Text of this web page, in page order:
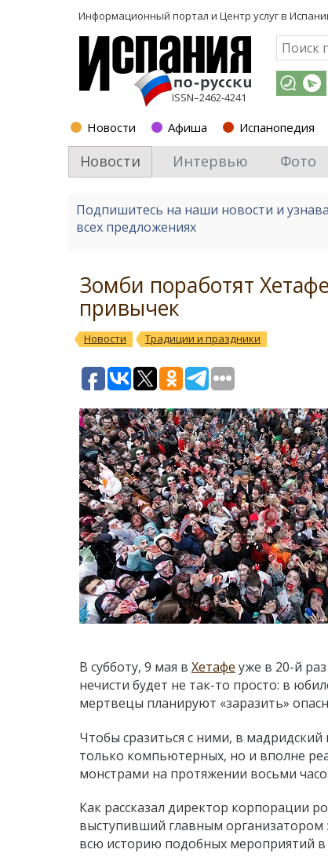
Информационный портал и Центр услуг в
ISSN–2462-4241
Новости Афиша Испанопедия
Новости Интервью Фото
Подпишитесь на наши новости и
всех предложениях
Зомби поработят
привычек
Новости Традиции и праздники
В субботу, 9 мая в Хетафе уже в 20-й
нечисти будет не так-то просто: в
мертвецы планируют «заразить»
Чтобы сразиться с ними, в
только компьютерных, но и вполне
монстрами на протяжении восьми
Как рассказал директор корпорации
выступивший главным организатором
всю историю подобных мероприятий в